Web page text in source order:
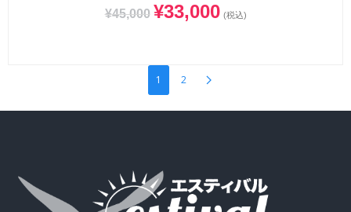
¥45,000 ¥33,000 (税込)
1 2